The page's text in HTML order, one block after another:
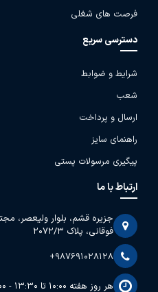
فرصت های شغلی
دسترسی سریع
شرایط و ضوابط
شعب
ارسال و پرداخت
راهنمای سایز
پیگیری مرسولات پستی
ارتباط با ما
جزیره قشم، بلوار ولیعصر،
فوقانی، پلاک 2072/3
+987691028128
هر روز هفته 10:00 تا 13:30 - 17:00 تا 22:30